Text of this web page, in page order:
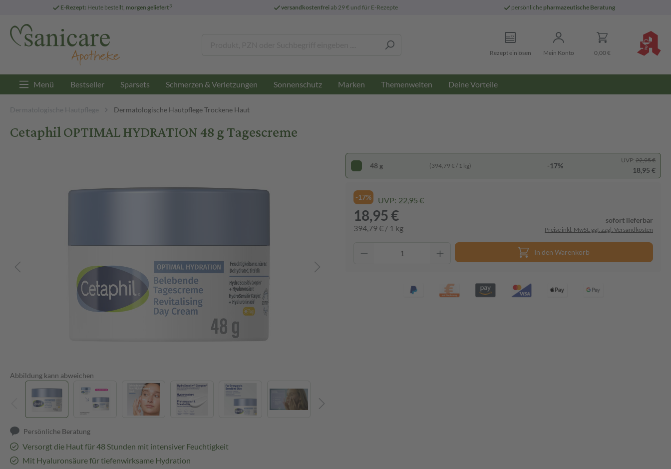
E-Rezept: Heute bestellt, morgen geliefert3 versandkostenfreiab 29 € und für E-Rezepte persönliche pharmazeutische Beratung
Rezept einlösen Mein Konto 0,00 €
Menü Bestseller Sparsets Schmerzen & Verletzungen Sonnenschutz Marken Themenwelten Deine Vorteile
Dermatologische Hautpflege Dermatologische Hautpflege Trockene Haut
Cetaphil OPTIMAL HYDRATION 48 g Tagescreme
Abbildung kann abweichen
Persönliche Beratung
Versorgt die Haut für 48 Stunden mit intensiver Feuchtigkeit
Mit Hyaluronsäure für tiefenwirksame Hydration
48 g (394,79 € / 1 kg) -17%
UVP: 22,95 €
18,95 €
-17% UVP: 22,95 €
18,95 €
394,79 € / 1 kg
sofort lieferbar
Preise inkl. MwSt. ggf. zzgl. Versandkosten
In den Warenkorb